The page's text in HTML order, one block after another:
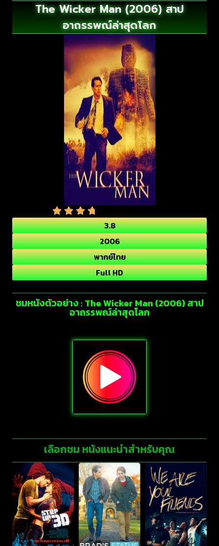
The Wicker Man (2006) สาป
อาถรรพณ์ล่าสุดโลก
3.8
2006
พากย์ไทย
Full HD
ชมหนังตัวอย่าง : The Wicker Man (2006) สาป
อาถรรพณ์ล่าสุดโลก
เลือกชม หนังแนะนำสำหรับคุณ